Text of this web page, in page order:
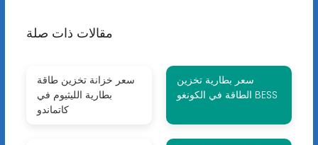
مقالات ذات صلة
سعر خزانة تخزين طاقة
بطارية الليثيوم في
كاتماندو
سعر بطارية تخزين
الطاقة في الكونغو BESS